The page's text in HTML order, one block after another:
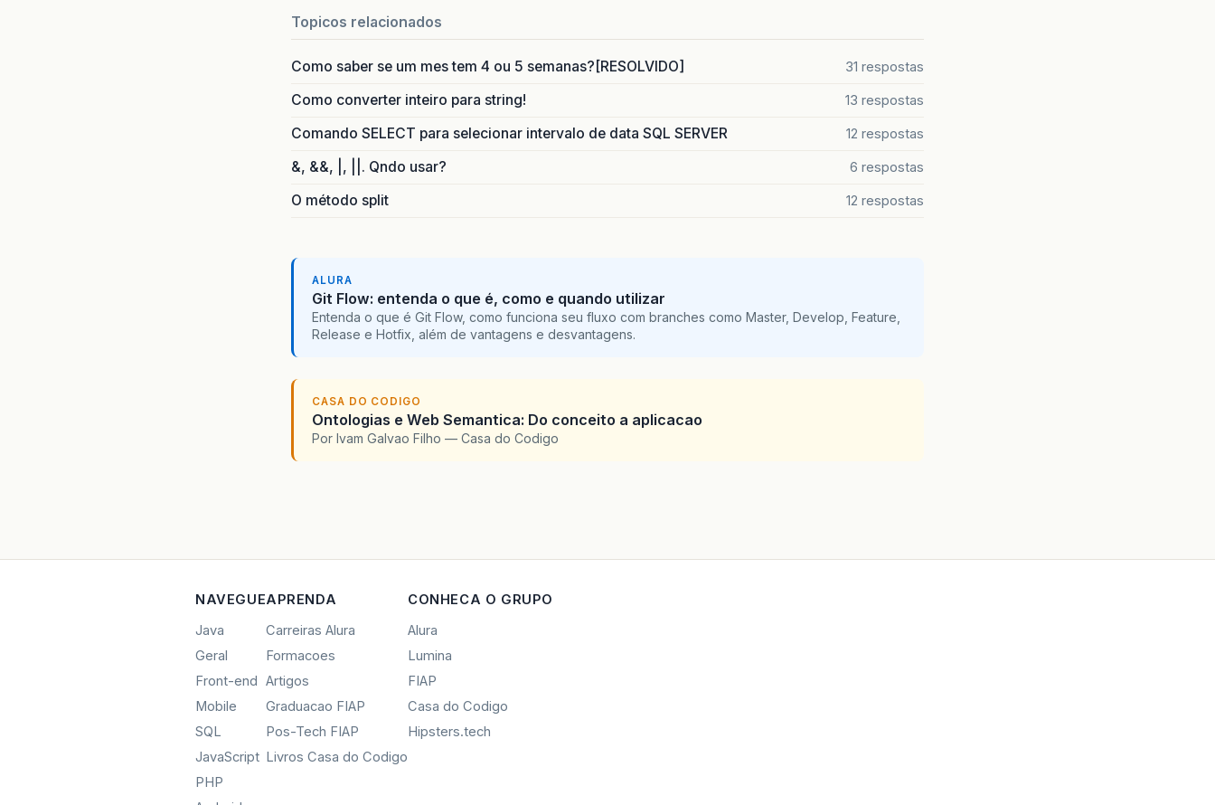
Topicos relacionados
Como saber se um mes tem 4 ou 5 semanas?[RESOLVIDO] 31 respostas
Como converter inteiro para string! 13 respostas
Comando SELECT para selecionar intervalo de data SQL SERVER 12 respostas
&, &&, |, ||. Qndo usar? 6 respostas
O método split 12 respostas
ALURA
Git Flow: entenda o que é, como e quando utilizar
Entenda o que é Git Flow, como funciona seu fluxo com branches como Master, Develop, Feature,
Release e Hotfix, além de vantagens e desvantagens.
CASA DO CODIGO
Ontologias e Web Semantica: Do conceito a aplicacao
Por Ivam Galvao Filho — Casa do Codigo
NAVEGUE
Java
Geral
Front-end
Mobile
SQL
JavaScript
PHP
APRENDA
Carreiras Alura
Formacoes
Artigos
Graduacao FIAP
Pos-Tech FIAP
Livros Casa do Codigo
CONHECA O GRUPO
Alura
Lumina
FIAP
Casa do Codigo
Hipsters.tech